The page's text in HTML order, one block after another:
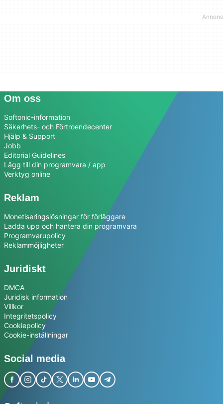
Om oss
Softonic-information
Säkerhets- och Förtroendecenter
Hjälp & Support
Jobb
Editorial Guidelines
Lägg till din programvara / app
Verktyg online
Reklam
Monetiseringslösningar för förläggare
Ladda upp och hantera din programvara
Programvarupolicy
Reklammöjligheter
Juridiskt
DMCA
Juridisk information
Villkor
Integritetspolicy
Cookiepolicy
Cookie-inställningar
Social media